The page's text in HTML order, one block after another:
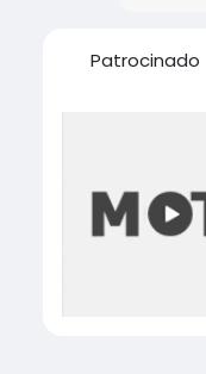
Patrocinado